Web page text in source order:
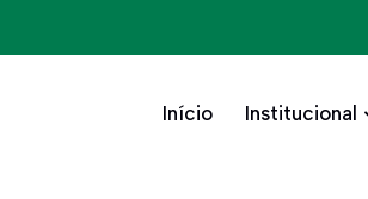
Início Institucional